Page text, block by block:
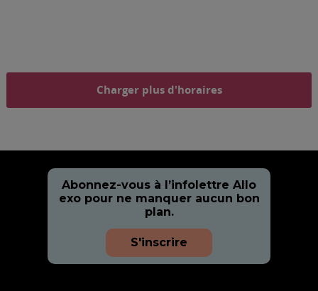
Charger plus d'horaires
Abonnez-vous à l’infolettre Allo
exo pour ne manquer aucun bon
plan.
S'inscrire